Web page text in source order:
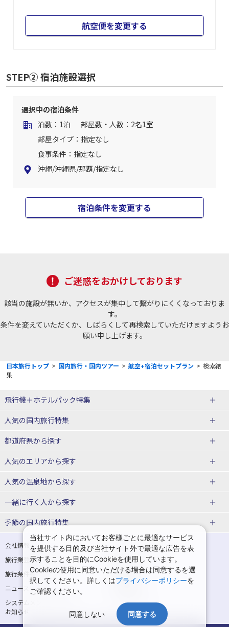
航空便を変更する
STEP② 宿泊施設選択
選択中の宿泊条件
泊数：1泊
部屋数・人数：2名1室
部屋タイプ：指定なし
食事条件：指定なし
沖縄/沖縄県/那覇/指定なし
宿泊条件を変更する
ご迷惑をおかけしております
該当の施設が無いか、アクセスが集中して繋がりにくくなっておりま
す。
条件を変えていただくか、しばらくして再検索していただけますようお
願い申し上げます。
日本旅行トップ > 国内旅行・国内ツアー > 航空+宿泊セットプラン > 検索結
果
飛行機＋ホテルパック特集
赤い風船ダイナミックパッケージ
ＪＡＬで行く飛行機+ホテルパック
人気の国内旅行特集
東京ディズニーリゾート®への旅
ユニバーサル・スタジオ・ジャパ
都道府県から探す
北海道旅行・ツアー
東北
青森旅行・ツアー
宮城旅行・ツアー
秋田旅行・ツアー
山形旅行・ツアー
福島旅行・ツアー
関東
東京旅行・ツアー
埼玉旅行・ツアー
千葉旅行・ツアー
人気のエリアから探す
函館旅行
仙台旅行
那須旅行
日光旅行
小笠原旅行
神津島旅行
青ヶ島旅行
人気の温泉地から探す
北海道
湯の川温泉(北海道)
十勝川温泉(北海道)
阿寒湖温泉(北海道)
洞爺湖温泉(北海道)
川湯温泉(北海道)
層雲峡温泉(北海道)
知床温泉(北海道)
花巻温泉(岩手)
蔵王温泉(山形)
一緒に行く人から探す
一人旅 国内版
カップル・夫婦旅行 国内版
女子旅 国内版
卒業旅行・学生旅行 国内版
季節の国内旅行特集
桜・お花見特集
ゴールデンウィーク（GW）の国内
旅行
夏休み・お盆の国内旅行
7月の国内旅行
8月の国内旅行
10月の国内旅行
11月の国内旅行
会社情報
プライバシーポリシー
旅行業登録票・約款
規約集
旅行条件書
商標について
ニュースリリース
システムメンテナンスの
お知らせ
サイトマップ
当社サイト内においてお客様ごとに最適なサービス
を提供する目的及び当社サイト外で最適な広告を表
示することを目的にCookieを使用しています。
Cookieの使用に同意いただける場合は同意するを選
択してください。詳しくはプライバシーポリシーを
ご確認ください。
同意しない 同意する